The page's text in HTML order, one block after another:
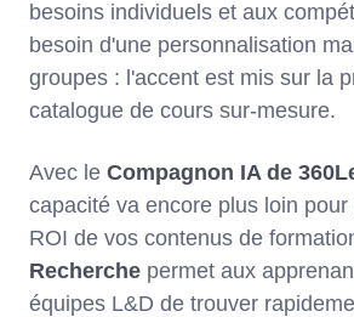
besoins individuels et aux
besoin d'une personnalisation
groupes : l'accent est mis sur la
catalogue de cours sur-mesure.
Avec le Compagnon IA de
capacité va encore plus loin
ROI de vos contenus de
Recherche permet aux
équipes L&D de trouver